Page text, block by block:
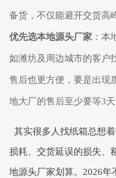
备货，不仅能避开交货高
优先选本地源头厂家 ：本
如潍坊及周边城市的客户
售后也更方便，要是出现
地大厂的售后至少要等3
其实很多人找纸箱总想
损耗、交货延误的损失、
地源头厂家划算。2026